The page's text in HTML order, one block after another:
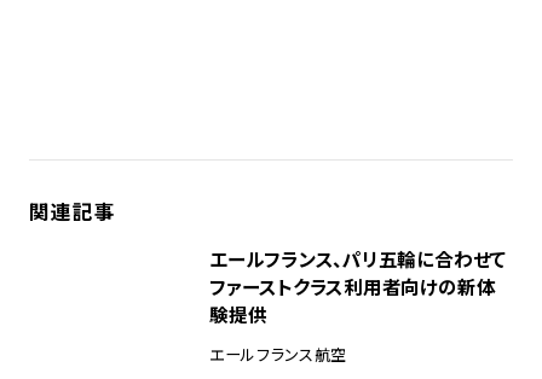
関連記事
エールフランス、パリ五輪に合わせて
ファーストクラス利用者向けの新体
験提供
エールフランス航空